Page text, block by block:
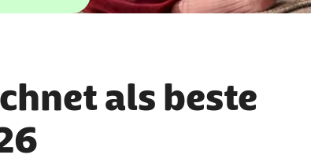
als beste